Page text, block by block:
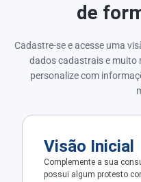
de
Cadastre-se e acesse uma
dados cadastrais e muito
personalize com
Visão Inicial
Complemente a sua
possui algum protesto